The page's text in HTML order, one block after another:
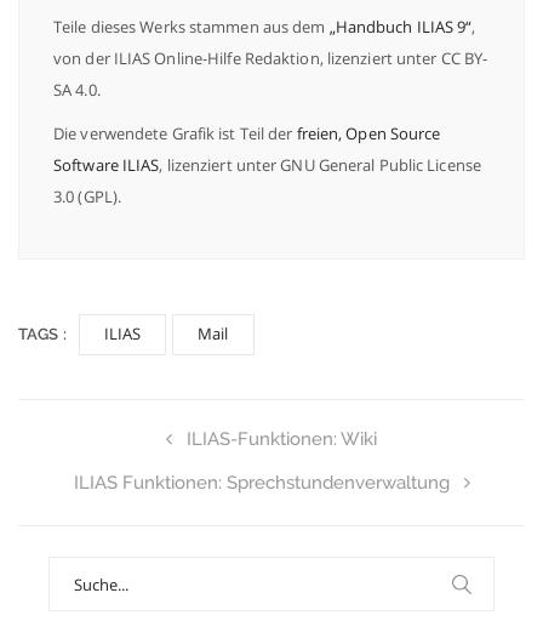
Teile dieses Werks stammen aus dem „Handbuch ILIAS 9“,
von der ILIAS Online-Hilfe Redaktion, lizenziert unter CC BY-
SA 4.0.
Die verwendete Grafik ist Teil der freien, Open Source
Software ILIAS, lizenziert unter GNU General Public License
3.0 (GPL).
TAGS : ILIAS Mail
ILIAS-Funktionen: Wiki
ILIAS Funktionen: Sprechstundenverwaltung